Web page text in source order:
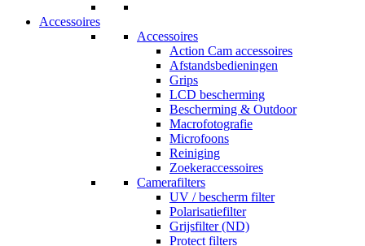
Accessoires
Accessoires
Action Cam accessoires
Afstandsbedieningen
Grips
LCD bescherming
Bescherming & Outdoor
Macrofotografie
Microfoons
Reiniging
Zoekeraccessoires
Camerafilters
UV / bescherm filter
Polarisatiefilter
Grijsfilter (ND)
Protect filters